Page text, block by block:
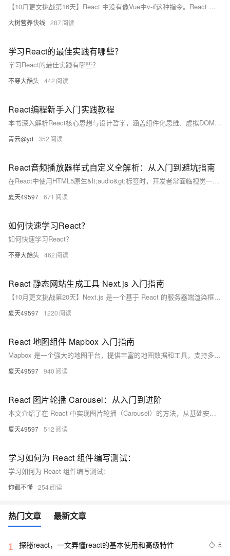
【10月更文挑战第16天】React 中没有像Vue中v-if这种指令。React 中的条件渲染和 JavaScript 中的一样，使用 JavaScript 运算符 if 或者条件运算符去创建元素来表现当前的状态，然后让 React 根据它们来更新 UI。
大树营养快线 287
学习React的最佳实践有哪些？
学习React的最佳实践有哪些？
不穿大酷头 442
React编程新手入门实践教程
本书深入解析React核心思想与设计哲学，涵盖组件化思维、虚拟DOM原理及JSX本质，探讨函数组件与类组件特性，详解状态管理、生命周期控制及事件处理机制，帮助开发者掌握高效构建用户界面的技巧。
青云@yd 352
React音频播放器样式自定义全解析：从入门到避坑指南
在React中使用HTML5原生&lt;audio&gt;标签时，开发者常面临视觉一致性缺失、样式定制局限和交互体验割裂等问题。通过隐藏原生控件并构建自定义UI层，可以实现完全可控的播放器视觉风格，避免状态不同步等典型问题。结合事件监听、进度条拖拽、浏览器兼容性处理及性能优化技巧，可构建高性能、可维护的音频组件，满足跨平台需求。建议优先使用成熟音频库（如react-player），仅在深度定制需求时采用原生方案。
夏天49597 671
如何快速学习React？
如何快速学习React？
不穿大酷头 462
React 静态网站生成工具 Next.js 入门指南
【10月更文挑战第20天】Next.js 是一个基于 React 的服务器端渲染框架，由 Vercel 开发。本文从基础概念出发，逐步探讨 Next.js 的常见问题、易错点及解决方法，并通过具体代码示例进行说明，帮助开发者快速构建高性能的 Web 应用。
夏天49597 1220
React 地图组件 Mapbox 入门指南
Mapbox 是一个强大的地图平台，提供丰富的地图数据和工具，支持多种开发语言和框架。本文介绍如何在 React 项目中使用 Mapbox，涵盖基础概念、安装配置、基本用法、常见问题及解决方法、高级用法等内容，并通过代码示例详细说明，帮助开发者提升地图应用的开发效率和用户体验。
夏天49597 940
React 图片轮播 Carousel：从入门到进阶
本文介绍了在 React 中实现图片轮播（Carousel）的方法，从基础安装和配置 `react-slick` 开始，逐步讲解了常见问题如图片路径、性能优化、自定义样式和交互处理，以及高级话题如动态数据加载和响应式设计。通过详细示例，帮助开发者避免易错点，提升轮播图的用户体验。
夏天49597 512
学习如何为 React 组件编写测试：
学习如何为 React 组件编写测试：
你都不懂 254
热门文章 最新文章
1 探秘react，一文弄懂react的基本使用和高级特性 5